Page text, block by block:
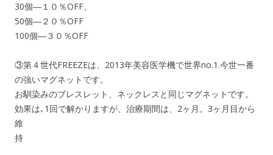
30個―１０％OFF、
50個―２０％OFF
100個―３０％OFF
③第４世代FREEZEは、2013年美容医学機で世界no.1.今世一番
の強いマグネットです。
お馴染みのブレスレット、ネックレスと同じマグネットです。
効果は､1回で解かりますが、治療期間は、2ヶ月。3ヶ月目から
維
持